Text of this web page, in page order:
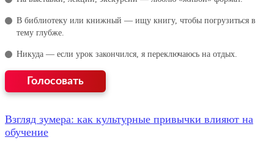
В библиотеку или книжный — ищу книгу, чтобы погрузиться в
тему глубже.
Никуда — если урок закончился, я переключаюсь на отдых.
Взгляд зумера: как культурные привычки влияют на
обучение